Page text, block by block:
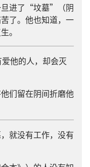
旦进了“坟墓”（阴
了。他也知道，一
。
他的人，却会灭
们留在阴间折磨他
就没有工作，没有